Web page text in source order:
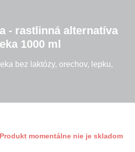
- rastlinná alternatíva
1000 ml
bez laktózy, orechov, lepku,
Produkt momentálne nie je skladom